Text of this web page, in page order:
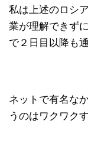
私は上述のロシ
業が理解できず
で２日目以降も
ネットで有名な
うのはワクワク